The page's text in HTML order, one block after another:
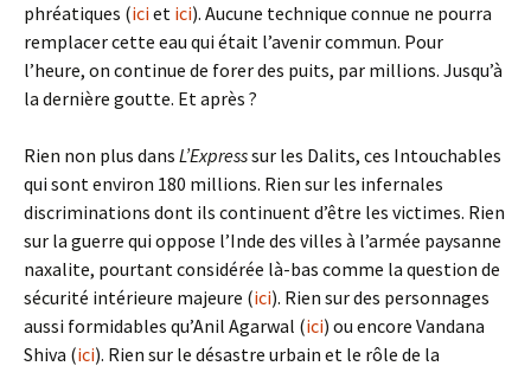
phréatiques (iciet ici). Aucune technique connue ne pourra
remplacer cette eau qui était l’avenir commun. Pour
l’heure, on continue de forer des puits, par millions. Jusqu’à
la dernière goutte. Et après ?
Rien non plus dans L’Expresssur les Dalits, ces Intouchables
qui sont environ 180 millions. Rien sur les infernales
discriminations dont ils continuent d’être les victimes. Rien
sur la guerre qui oppose l’Inde des villes à l’armée paysanne
naxalite, pourtant considérée là-bas comme la question de
sécurité intérieure majeure (ici). Rien sur des personnages
aussi formidables qu’Anil Agarwal (ici) ou encore Vandana
Shiva (ici). Rien sur le désastre urbain et le rôle de la